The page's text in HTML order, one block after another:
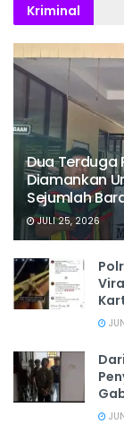
Kriminal
Dua Terduga
Diamankan
Sejumlah
JULI 25, 2026